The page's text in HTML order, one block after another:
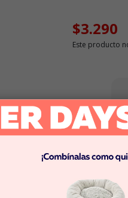
$3.290
Este producto